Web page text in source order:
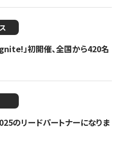
」初開催、全国から420名
のリードパートナーになりま